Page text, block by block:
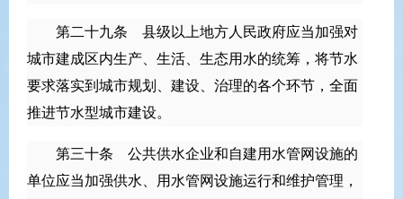
第二十九条 县级以上地方人民政府应当加强对
城市建成区内生产、生活、生态用水的统筹，将节水
要求落实到城市规划、建设、治理的各个环节，全面
推进节水型城市建设。
第三十条 公共供水企业和自建用水管网设施的
单位应当加强供水、用水管网设施运行和维护管理，